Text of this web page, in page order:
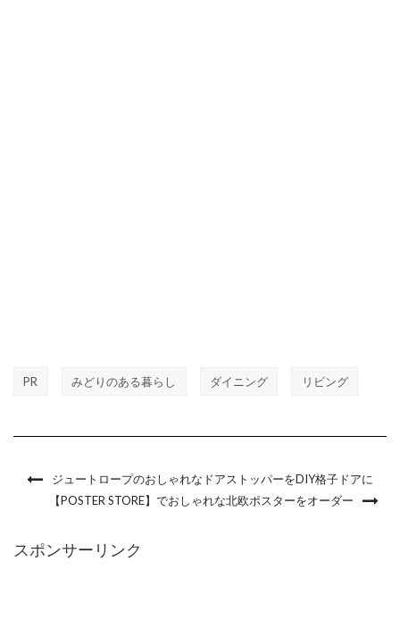
PR みどりのある暮らし ダイニング リビング
ジュートロープのおしゃれなドアストッパーをDIY格子ドアに
【POSTER STORE】でおしゃれな北欧ポスターをオーダー
スポンサーリンク